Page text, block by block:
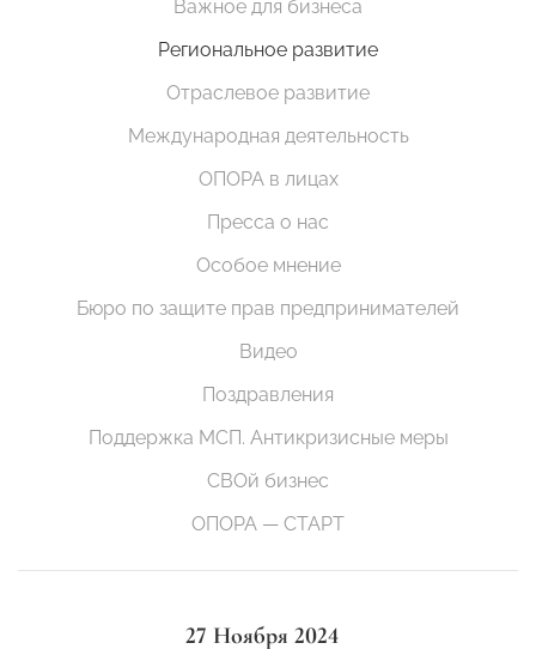
Важное для бизнеса
Региональное развитие
Отраслевое развитие
Международная деятельность
ОПОРА в лицах
Пресса о нас
Особое мнение
Бюро по защите прав предпринимателей
Видео
Поздравления
Поддержка МСП. Антикризисные меры
СВОй бизнес
ОПОРА — СТАРТ
27 Ноября 2024